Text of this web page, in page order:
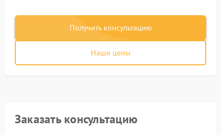
Получить консультацию
Наши цены
Заказать консультацию